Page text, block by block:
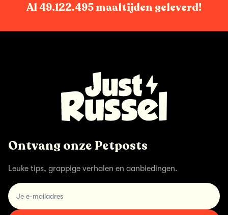
Al 49.122.495maaltijden geleverd!
Ontvang onze Petposts
Leuke tips, grappige verhalen en aanbiedingen.
email